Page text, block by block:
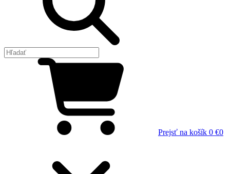
Prejsť na košík 0 €0